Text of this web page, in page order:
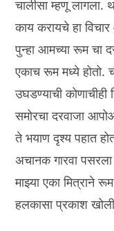
चालीसा म्हणू
काय करायचे हा
पुन्हा आमच्या रूम चा
एकाच रूम मध्ये होतो.
उघडण्याची
समोरचा दरवाजा
ते भयाण दृश्य पहात
अचानक गारवा
माझ्या एका मित्राने
हलकासा प्रकाश